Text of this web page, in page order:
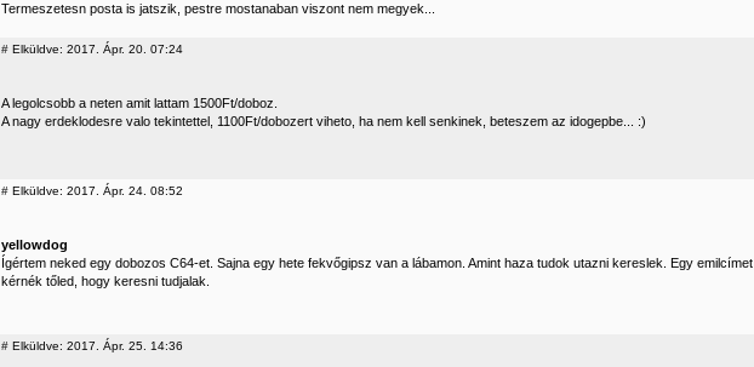
Termeszetesn posta is jatszik, pestre mostanaban viszont nem megyek...
# Elküldve: 2017. Ápr. 20. 07:24
A legolcsobb a neten amit lattam 1500Ft/doboz.
A nagy erdeklodesre valo tekintettel, 1100Ft/dobozert viheto, ha nem kell senkinek, beteszem az idogepbe... :)
# Elküldve: 2017. Ápr. 24. 08:52
yellowdog
Ígértem neked egy dobozos C64-et. Sajna egy hete fekvőgipsz van a lábamon. Amint haza tudok utazni kereslek. Egy emilcímet
kérnék tőled, hogy keresni tudjalak.
# Elküldve: 2017. Ápr. 25. 14:36